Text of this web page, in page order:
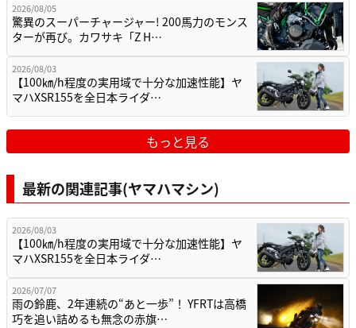
2026/08/05
驚異のスーパーチャージャー! 200馬力のモンス
ターが再び。カワサキ「Z H…
2026/08/03
【100㎞/h程度の実用域で十分な加速性能】ヤ
マハXSR155を全日本ライダ…
もっと見る
最新の関連記事(ヤマハマシン)
2026/08/03
【100㎞/h程度の実用域で十分な加速性能】ヤ
マハXSR155を全日本ライダ…
2026/07/07
雨の鈴鹿、2年連続の“あと一歩”！ YFRTは高橋
巧を追い詰めるも無念の赤旗…